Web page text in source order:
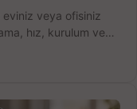
eviniz veya ofisiniz
hız, kurulum ve